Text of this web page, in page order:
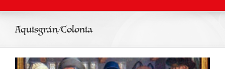
Aquisgrán/Colonia